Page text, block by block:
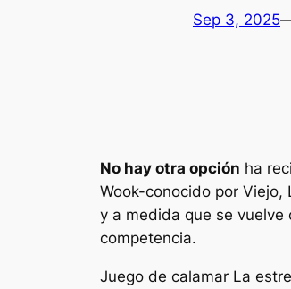
Sep 3, 2025
No hay otra opción ha
Wook-conocido por Viejo,
y a medida que se vuelve
competencia.
Juego de calamar La